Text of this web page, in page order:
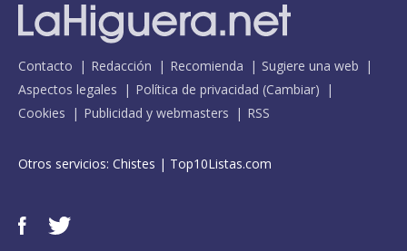
Contacto Redacción Recomienda
Sugiere una web
Aspectos legales
Política de privacidad (Cambiar)
Cookies
Publicidad y webmasters RSS
Otros servicios: Chistes | Top10Listas.com